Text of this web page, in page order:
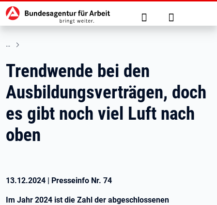
zu den Hauptinhalten springen
Hauptnavigation Suche Anmelden
Trendwende bei den
Ausbildungsverträgen, doch
es gibt noch viel Luft nach
oben
13.12.2024 | Presseinfo Nr. 74
Im Jahr 2024 ist die Zahl der abgeschlossenen